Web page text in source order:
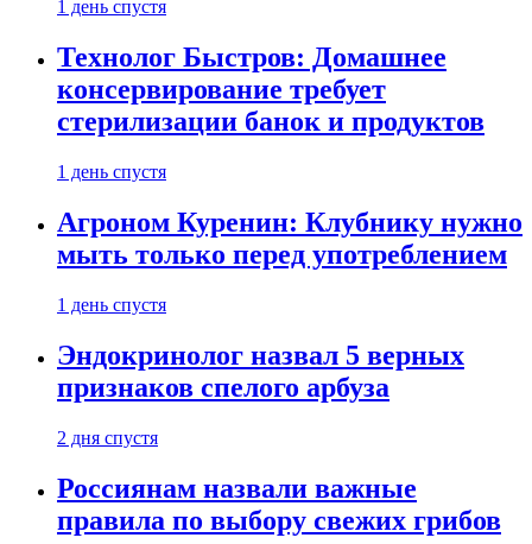
1 день спустя
Технолог Быстров: Домашнее
консервирование требует
стерилизации банок и продуктов
1 день спустя
Агроном Куренин: Клубнику нужно
мыть только перед употреблением
1 день спустя
Эндокринолог назвал 5 верных
признаков спелого арбуза
2 дня спустя
Россиянам назвали важные
правила по выбору свежих грибов